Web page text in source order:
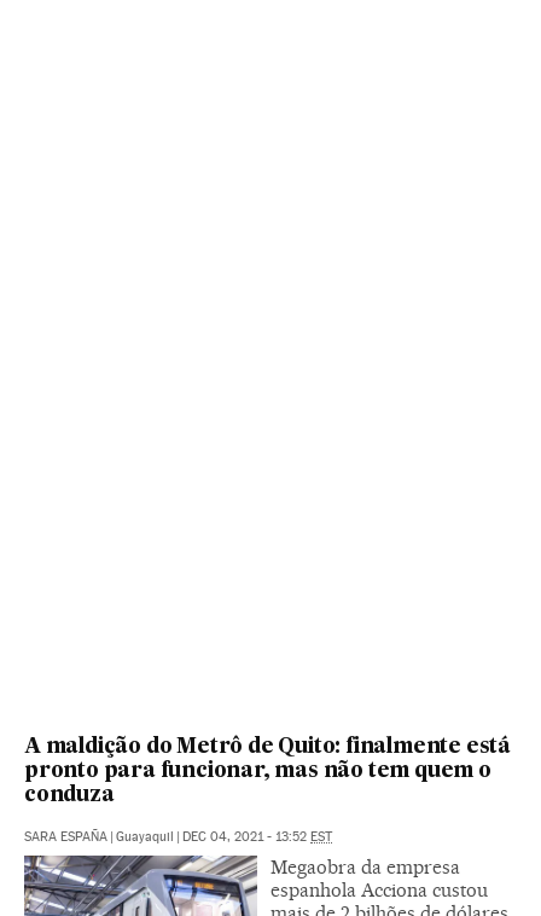
A maldição do Metrô de Quito: finalmente está
pronto para funcionar, mas não tem quem o
conduza
SARA ESPAÑA | Guayaquil | DEC 04, 2021 - 13:52 EST
Megaobra da empresa
espanhola Acciona custou